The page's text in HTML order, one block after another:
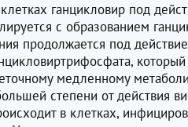
ганцикловир под
с образованием
продолжается под
который
медленному
степени от действия
в клетках,